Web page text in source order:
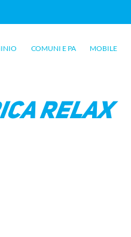
COMUNI E PA MOBILE
relax